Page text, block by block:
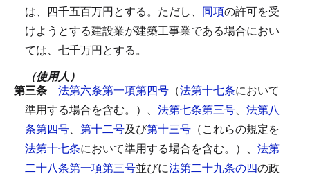
は、四千五百万円とする。 ただし、 同項の許可を受
けようとする建設業が建築工事業である場合におい
ては、七千万円とする。
（使用人）
第三条 法第六条第一項第四号 （法第十七条において
準用する場合を含む。）、 法第七条第三号、 法第八
条第四号、 第十二号及び第十三号 （これらの規定を
法第十七条において準用する場合を含む。）、 法第
二十八条第一項第三号並びに法第二十九条の四の政